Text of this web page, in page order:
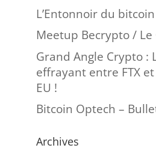
L’Entonnoir du bitcoin
Meetup Becrypto / Le
Grand Angle Crypto :
effrayant entre FTX
EU !
Bitcoin Optech –
Archives